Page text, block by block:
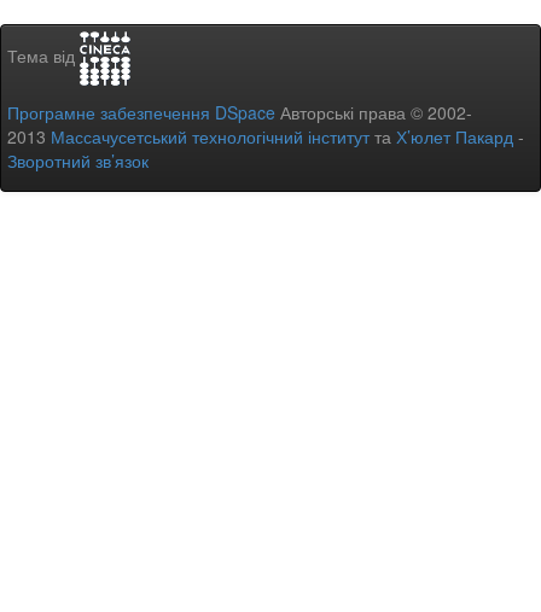
Тема від
Програмне забезпечення DSpace Авторські права © 2002-
2013 Массачусетський технологічний інститутта Х’юлет Пакард -
Зворотний зв’язок